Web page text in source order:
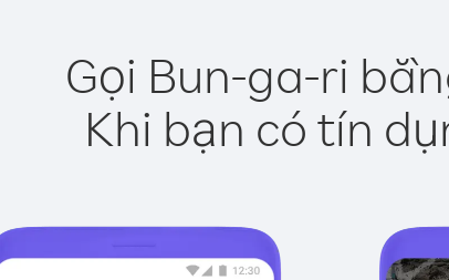
Gọi Bun-ga-ri
Khi bạn có tín